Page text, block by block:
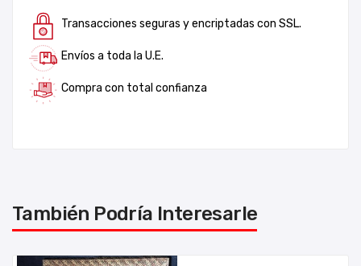
Transacciones seguras y encriptadas con SSL.
Envíos a toda la U.E.
Compra con total confianza
También Podría Interesarle